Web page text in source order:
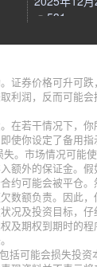
531
证券价格可升可
利润，反而可能会
在若干情况下，
使你设定了备用指
。市场情况可能
额外的保证金。
约可能会被平仓
数额负责。因此
况及投资目标，
及期权到期时的
括可能会损失投资